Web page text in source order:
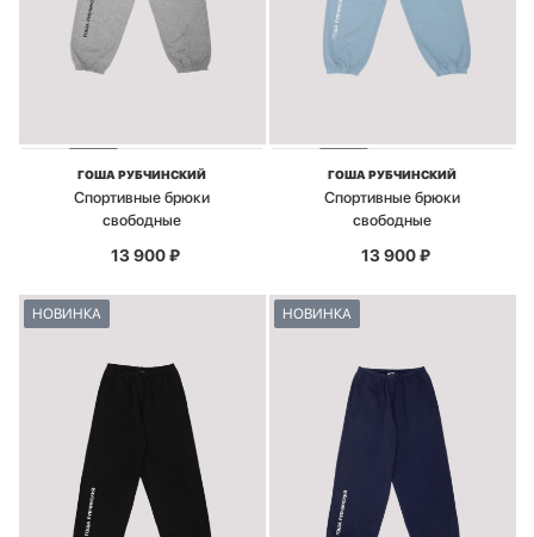
ГОША РУБЧИНСКИЙ
Спортивные брюки
свободные
13 900₽
ГОША РУБЧИНСКИЙ
Спортивные брюки
свободные
13 900₽
НОВИНКА НОВИНКА